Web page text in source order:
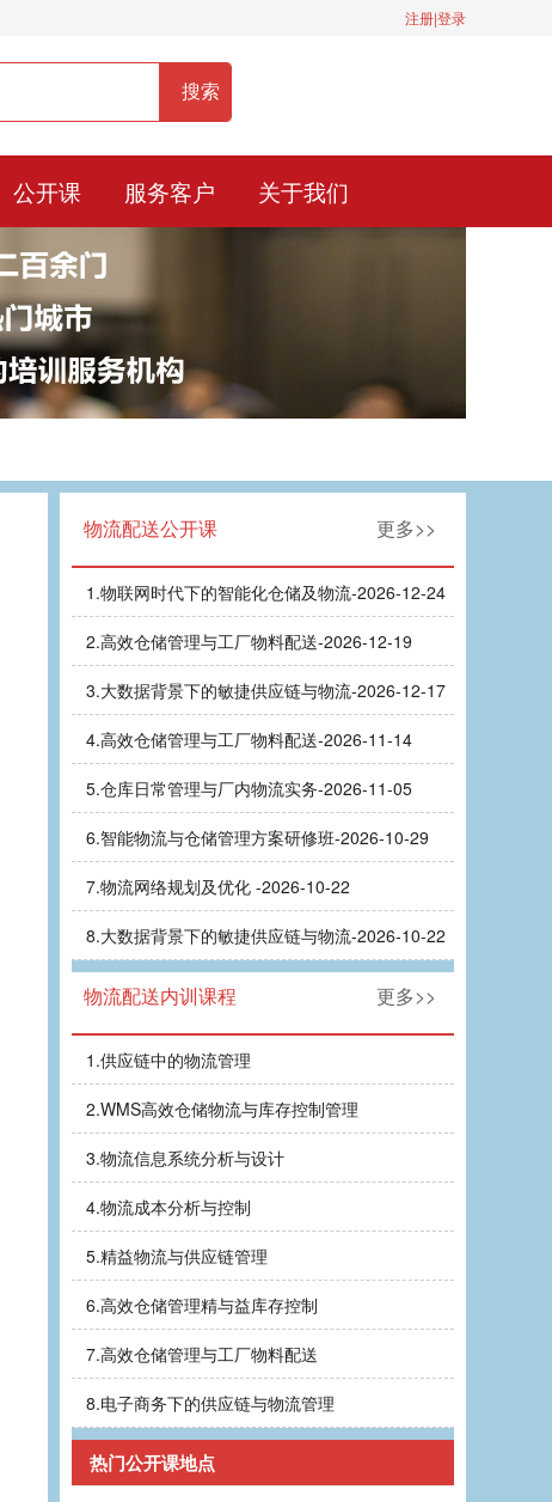
注册|登录
服务热线：400-0900-836
公开课 服务客户 关于我们
物流配送公开课 更多>>
1.物联网时代下的智能化仓储及物流-2026-12-24
2.高效仓储管理与工厂物料配送-2026-12-19
3.大数据背景下的敏捷供应链与物流-2026-12-17
4.高效仓储管理与工厂物料配送-2026-11-14
5.仓库日常管理与厂内物流实务-2026-11-05
6.智能物流与仓储管理方案研修班-2026-10-29
7.物流网络规划及优化 -2026-10-22
8.大数据背景下的敏捷供应链与物流-2026-10-22
物流配送内训课程 更多>>
1.供应链中的物流管理
2.WMS高效仓储物流与库存控制管理
3.物流信息系统分析与设计
4.物流成本分析与控制
5.精益物流与供应链管理
6.高效仓储管理精与益库存控制
7.高效仓储管理与工厂物料配送
8.电子商务下的供应链与物流管理
热门公开课地点